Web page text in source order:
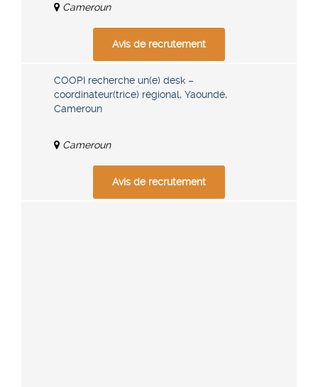
Cameroun
Avis de recrutement
COOPI recherche un(e) desk –
coordinateur(trice) régional, Yaoundé,
Cameroun
Cameroun
Avis de recrutement